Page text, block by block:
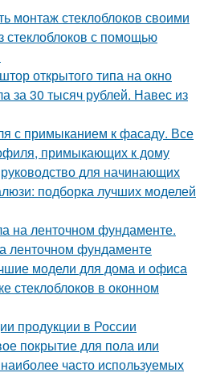
монтаж стеклоблоков своими
стеклоблоков с помощью
открытого типа на окно
за 30 тысяч рублей. Навес из
с примыканием к фасаду. Все
примыкающих к дому
для начинающих
подборка лучших моделей
на ленточном фундаменте.
ленточном фундаменте
модели для дома и офиса
стеклоблоков в оконном
продукции в России
покрытие для пола или
часто используемых